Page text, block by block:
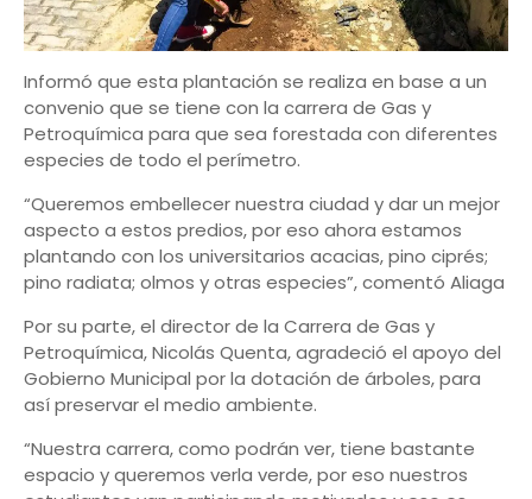
Informó que esta plantación se realiza en base a un
convenio que se tiene con la carrera de Gas y
Petroquímica para que sea forestada con diferentes
especies de todo el perímetro.
“Queremos embellecer nuestra ciudad y dar un mejor
aspecto a estos predios, por eso ahora estamos
plantando con los universitarios acacias, pino ciprés;
pino radiata; olmos y otras especies”, comentó Aliaga
Por su parte, el director de la Carrera de Gas y
Petroquímica, Nicolás Quenta, agradeció el apoyo del
Gobierno Municipal por la dotación de árboles, para
así preservar el medio ambiente.
“Nuestra carrera, como podrán ver, tiene bastante
espacio y queremos verla verde, por eso nuestros